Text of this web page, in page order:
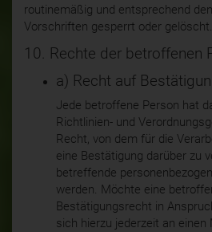
routinemäßig und entsprechend
Vorschriften gesperrt oder gelöscht.
10. Rechte der betroffenen
a) Recht auf
Jede betroffene Person hat
Richtlinien- und
Recht, von dem für die
eine Bestätigung darüber zu
betreffende
werden. Möchte eine
Bestätigungsrecht in
sich hierzu jederzeit an